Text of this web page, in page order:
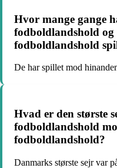
Hvor mange gange
fodboldlandshold
fodboldlandshold
De har spillet mod
Hvad er den største
fodboldlandshold
fodboldlandshold?
Danmarks største sejr var